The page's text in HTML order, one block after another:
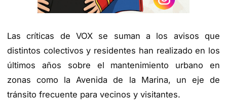
Las críticas de VOX se suman a los avisos que
distintos colectivos y residentes han realizado en los
últimos años sobre el mantenimiento urbano en
zonas como la Avenida de la Marina, un eje de
tránsito frecuente para vecinos y visitantes.